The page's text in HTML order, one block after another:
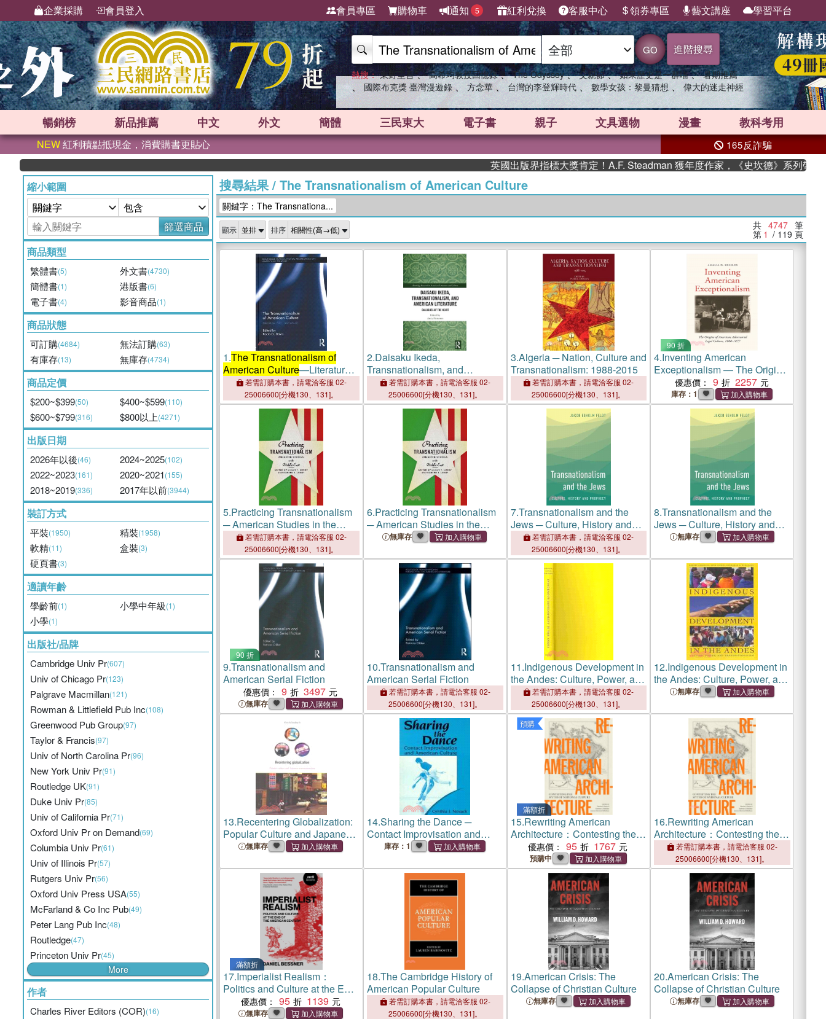
企業採購 會員登入 會員專區 購物車 通知 5 紅利兌換 客服中心 領券專區 藝文講座 學習平台
GO 進階搜尋
熱搜： 東野圭吾 、 高希均教授回憶錄 、 The Odyssey 、 父親節 、 如果歷史是一群喵 、 暑期推薦
、 國際布克獎 臺灣漫遊錄 、 方念華 、 台灣的李登輝時代 、 數學女孩：黎曼猜想 、 偉大的迷走神經
暢銷榜 新品推薦 中文 外文 簡體 三民東大 電子書 親子 文具選物 漫畫 教科考用
NEW紅利積點抵現金，消費購書更貼心 165反詐騙
英國出版界指標大獎肯定！A.F. Steadman 獲年度作家，《史坎德》系列帶你踏上熱血
縮小範圍
篩選商品
商品類型
繁體書(5) 外文書(4730)
簡體書(1) 港版書(6)
電子書(4) 影音商品(1)
商品狀態
可訂購(4684) 無法訂購(63)
有庫存(13) 無庫存(4734)
商品定價
$200~$399(50) $400~$599(110)
$600~$799(316) $800以上(4271)
出版日期
2026年以後(46) 2024~2025(102)
2022~2023(161) 2020~2021(155)
2018~2019(336) 2017年以前(3944)
裝訂方式
平裝(1950) 精裝(1958)
軟精(11) 盒裝(3)
硬頁書(3)
適讀年齡
學齡前(1) 小學中年級(1)
小學(1)
出版社/品牌
Cambridge Univ Pr(607)
Univ of Chicago Pr(123)
Palgrave Macmillan(121)
Rowman & Littlefield Pub Inc(108)
Greenwood Pub Group(97)
Taylor & Francis(97)
Univ of North Carolina Pr(96)
New York Univ Pr(91)
Routledge UK(91)
Duke Univ Pr(85)
Univ of California Pr(71)
Oxford Univ Pr on Demand(69)
Columbia Univ Pr(61)
Univ of Illinois Pr(57)
Rutgers Univ Pr(56)
Oxford Univ Press USA(55)
McFarland & Co Inc Pub(49)
Peter Lang Pub Inc(48)
Routledge(47)
Princeton Univ Pr(45)
More
作者
Charles River Editors (COR)(16)
搜尋結果/ The Transnationalism of American Culture
關鍵字：The Transnationa...
顯示 排序 共 4747 筆
第 1 / 119 頁
1.The Transnationalism of
American Culture—Literature,
Film, and Music
若需訂購本書，請電洽客服 02-
25006600[分機130、131]。
2.Daisaku Ikeda,
Transnationalism, and
American Literature：
Dialogues of the Heart
若需訂購本書，請電洽客服 02-
25006600[分機130、131]。
3.Algeria ─ Nation, Culture and
Transnationalism: 1988-2015
若需訂購本書，請電洽客服 02-
25006600[分機130、131]。
90 折
4.Inventing American
Exceptionalism ― The Origins
of American Adversarial Legal
Culture 1800-1877
優惠價： 9 2257
庫存：1
5.Practicing Transnationalism
─ American Studies in the
Middle East
若需訂購本書，請電洽客服 02-
25006600[分機130、131]。
6.Practicing Transnationalism
─ American Studies in the
Middle East
無庫存
7.Transnationalism and the
Jews ─ Culture, History and
Prophecy
若需訂購本書，請電洽客服 02-
25006600[分機130、131]。
8.Transnationalism and the
Jews ─ Culture, History and
Prophecy
無庫存
90 折
9.Transnationalism and
American Serial Fiction
優惠價： 9 3497
無庫存
10.Transnationalism and
American Serial Fiction
若需訂購本書，請電洽客服 02-
25006600[分機130、131]。
11.Indigenous Development in
the Andes: Culture, Power, and
Transnationalism
若需訂購本書，請電洽客服 02-
25006600[分機130、131]。
12.Indigenous Development in
the Andes: Culture, Power, and
Transnationalism
無庫存
13.Recentering Globalization:
Popular Culture and Japanese
Transnationalism
無庫存
14.Sharing the Dance ─
Contact Improvisation and
American Culture
庫存：1
預購
滿額折
15.Rewriting American
Architecture：Contesting the
Myths of National Culture
優惠價： 95 1767
預購中
16.Rewriting American
Architecture：Contesting the
Myths of National Culture
若需訂購本書，請電洽客服 02-
25006600[分機130、131]。
滿額折
17.Imperialist Realism：
Politics and Culture at the End
of the American Century
優惠價： 95 1139
無庫存
18.The Cambridge History of
American Popular Culture
若需訂購本書，請電洽客服 02-
25006600[分機130、131]。
19.American Crisis: The
Collapse of Christian Culture
無庫存
20.American Crisis: The
Collapse of Christian Culture
無庫存